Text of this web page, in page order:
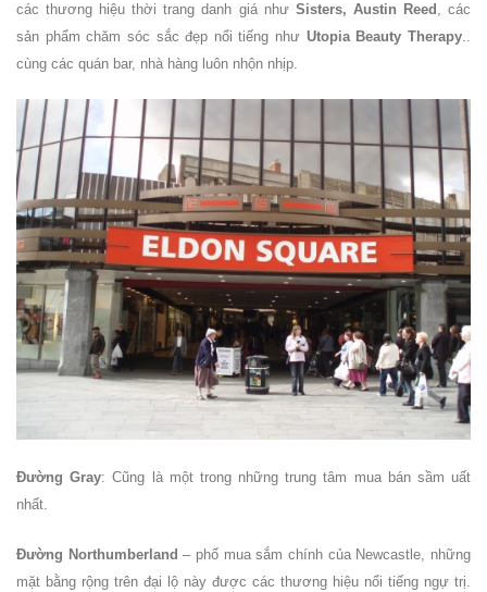
các thương hiệu thời trang danh giá nhưSisters, Austin Reed , các
sản phẩm chăm sóc sắc đẹp nổi tiếng như Utopia Beauty Therapy..
cùng các quán bar, nhà hàng luôn nhộn nhịp.
Đường Gray: Cũng là một trong những trung tâm mua bán sầm uất
nhất.
Đường Northumberland – phố mua sắm chính của Newcastle, những
mặt bằng rộng trên đại lộ này được các thương hiệu nổi tiếng ngự trị.